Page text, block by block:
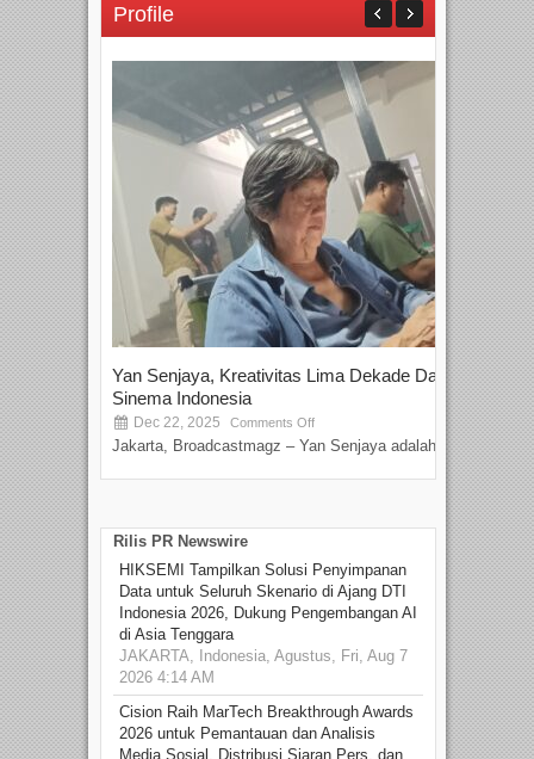
Profile
Yan Senjaya, Kreativitas Lima Dekade Dalam
Sinema Indonesia
Dec 22, 2025 Comments Off
Jakarta, Broadcastmagz – Yan Senjaya adalah...
Rilis PR Newswire
HIKSEMI Tampilkan Solusi Penyimpanan
Data untuk Seluruh Skenario di Ajang DTI
Indonesia 2026, Dukung Pengembangan AI
di Asia Tenggara
JAKARTA, Indonesia, Agustus, Fri, Aug 7
2026 4:14 AM
Cision Raih MarTech Breakthrough Awards
2026 untuk Pemantauan dan Analisis
Media Sosial, Distribusi Siaran Pers, dan